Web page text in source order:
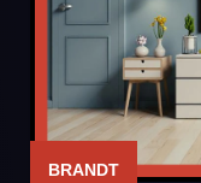
BRANDT